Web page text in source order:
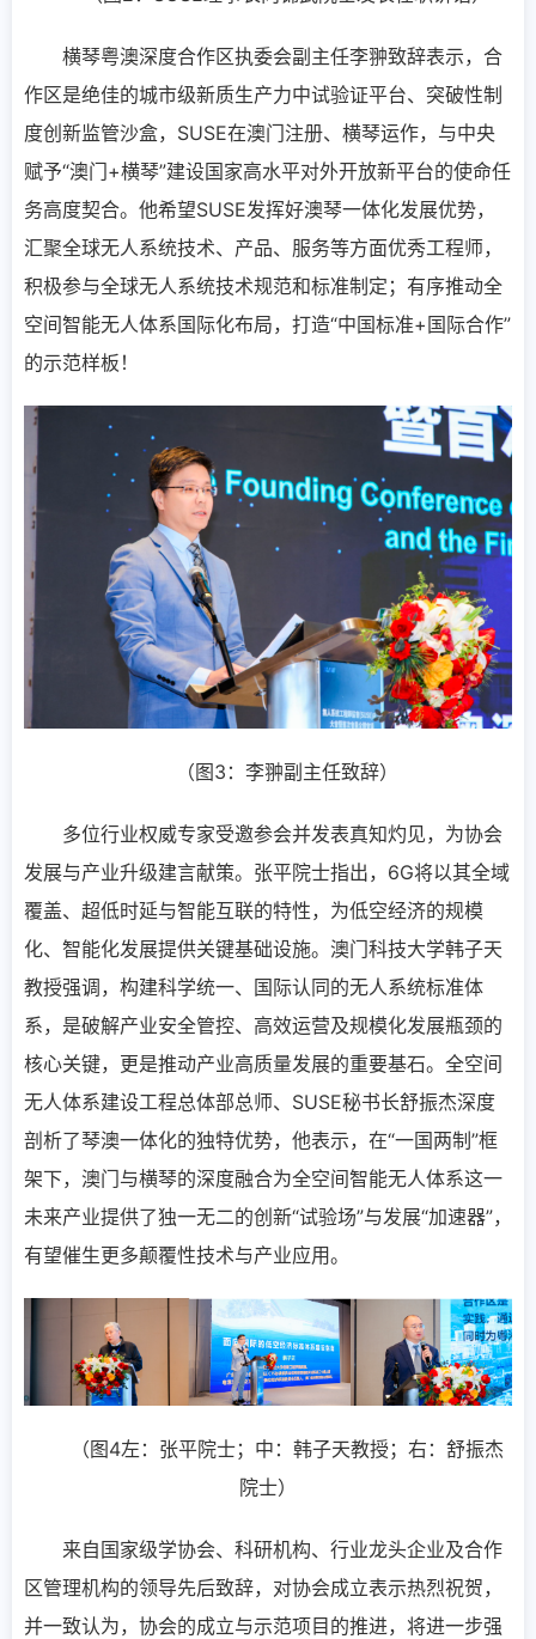
横琴粤澳深度合作区执委会副主任李翀致辞表示，合
作区是绝佳的城市级新质生产力中试验证平台、突破性制
度创新监管沙盒，SUSE在澳门注册、横琴运作，与中央
赋予“澳门+横琴”建设国家高水平对外开放新平台的使命任
务高度契合。他希望SUSE发挥好澳琴一体化发展优势，
汇聚全球无人系统技术、产品、服务等方面优秀工程师，
积极参与全球无人系统技术规范和标准制定；有序推动全
空间智能无人体系国际化布局，打造“中国标准+国际合作”
的示范样板！
（图3：李翀副主任致辞）
多位行业权威专家受邀参会并发表真知灼见，为协会
发展与产业升级建言献策。张平院士指出，6G将以其全域
覆盖、超低时延与智能互联的特性，为低空经济的规模
化、智能化发展提供关键基础设施。澳门科技大学韩子天
教授强调，构建科学统一、国际认同的无人系统标准体
系，是破解产业安全管控、高效运营及规模化发展瓶颈的
核心关键，更是推动产业高质量发展的重要基石。全空间
无人体系建设工程总体部总师、SUSE秘书长舒振杰深度
剖析了琴澳一体化的独特优势，他表示，在“一国两制”框
架下，澳门与横琴的深度融合为全空间智能无人体系这一
未来产业提供了独一无二的创新“试验场”与发展“加速器”，
有望催生更多颠覆性技术与产业应用。
（图4左：张平院士；中：韩子天教授；右：舒振杰
院士）
来自国家级学协会、科研机构、行业龙头企业及合作
区管理机构的领导先后致辞，对协会成立表示热烈祝贺，
并一致认为，协会的成立与示范项目的推进，将进一步强